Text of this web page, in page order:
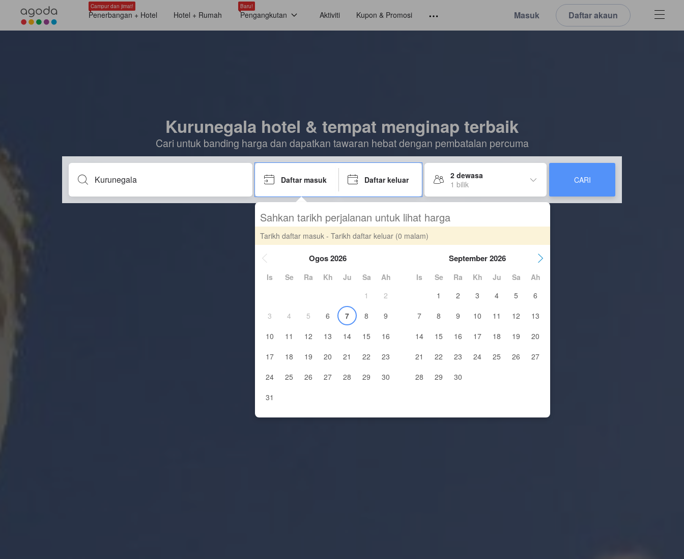
Campur dan jimat!
Penerbangan + Hotel Hotel + Rumah
Baru!
Pengangkutan Aktiviti Kupon & Promosi Masuk Daftar akaun
Kurunegala hotel & tempat menginap terbaik
Cari untuk banding harga dan dapatkan tawaran hebat dengan pembatalan percuma
Daftar masuk Daftar keluar
2 dewasa
1 bilik
CARI
Sahkan tarikh perjalanan untuk lihat harga
Tarikh daftar masuk - Tarikh daftar keluar (0 malam)
Ogos 2026
Is Se Ra Kh Ju Sa
Ah
1
2
3
4 5 6 7 8
9
10
11 12 13 14 15
16
17
18 19 20 21 22
23
24
25 26 27 28 29
30
31
September 2026
Is Se Ra Kh Ju Sa
Ah
1
2 3 4 5
6
7
8 9 10 11 12
13
14
15 16 17 18 19
20
21
22 23 24 25 26
27
28
29 30